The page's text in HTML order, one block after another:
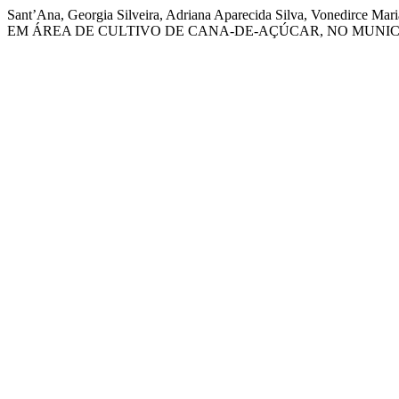
Sant’Ana, Georgia Silveira, Adriana Aparecida Silva, Vonedirce
EM ÁREA DE CULTIVO DE CANA-DE-AÇÚCAR, NO